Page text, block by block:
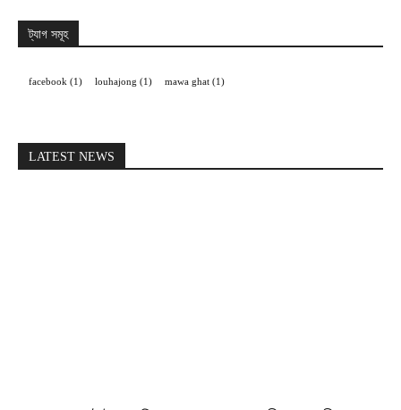
ট্যাগ সমূহ
facebook (1) louhajong (1) mawa ghat (1)
LATEST NEWS